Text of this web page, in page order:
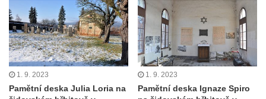
1. 9. 2023
Pamětní deska Julia Loria na
1. 9. 2023
Pamětní deska Ignaze Spiro